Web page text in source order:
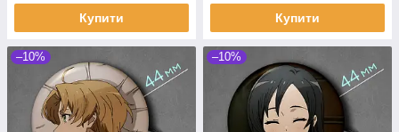
Купити Купити
–10% –10%